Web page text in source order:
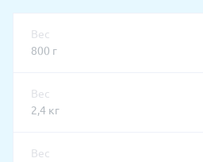
Вес
800 г
Вес
2,4 кг
Вес